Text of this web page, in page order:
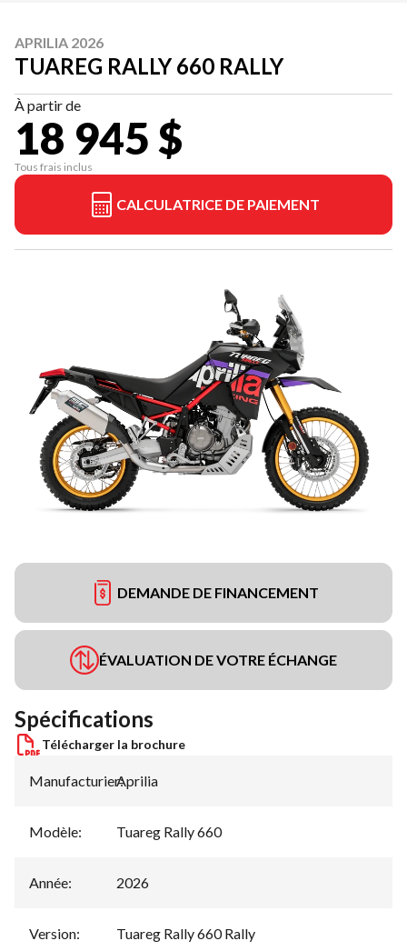
APRILIA 2026
TUAREG RALLY 660 RALLY
À partir de
18 945 $
Tous frais inclus
CALCULATRICE DE PAIEMENT
DEMANDE DE FINANCEMENT
ÉVALUATION DE VOTRE ÉCHANGE
Spécifications
Télécharger la brochure
Manufacturier:
Aprilia
Modèle: Tuareg Rally 660
Année: 2026
Version: Tuareg Rally 660 Rally